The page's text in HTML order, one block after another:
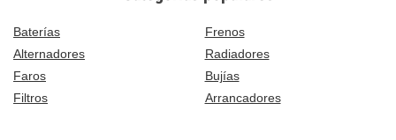
Baterías
Frenos
Alternadores
Radiadores
Faros
Bujías
Filtros
Arrancadores